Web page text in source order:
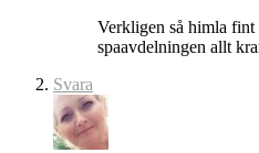
Verkligen så himla
spaavdelningen allt
Svara